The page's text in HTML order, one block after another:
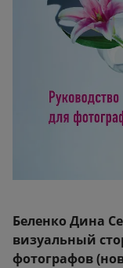
Беленко Дина
визуальный
фотографов